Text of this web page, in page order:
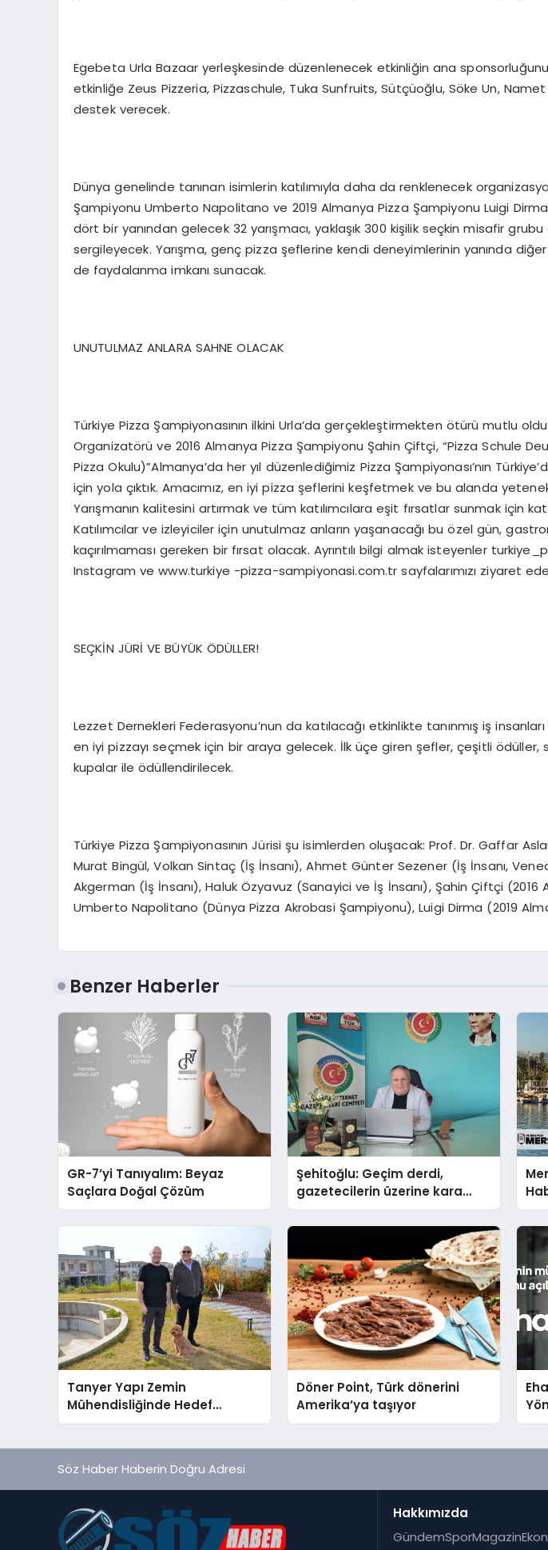
Egebeta Urla Bazaar yerleşkesinde düzenlenecek etkinliğin ana
etkinliğe Zeus Pizzeria, Pizzaschule, Tuka Sunfruits, Sütçüoğlu, Söke Un,
destek verecek.
Dünya genelinde tanınan isimlerin katılımıyla daha da renklenecek
Şampiyonu Umberto Napolitano ve 2019 Almanya Pizza Şampiyonu Luigi
dört bir yanından gelecek 32 yarışmacı, yaklaşık 300 kişilik seçkin misafir
sergileyecek. Yarışma, genç pizza şeflerine kendi deneyimlerinin yanında
de faydalanma imkanı sunacak.
UNUTULMAZ ANLARA SAHNE OLACAK
Türkiye Pizza Şampiyonasının ilkini Urla’da gerçekleştirmekten ötürü mutlu
Organizatörü ve 2016 Almanya Pizza Şampiyonu Şahin Çiftçi, “Pizza Schule
Pizza Okulu)”Almanya’da her yıl düzenlediğimiz Pizza Şampiyonası’nın
için yola çıktık. Amacımız, en iyi pizza şeflerini keşfetmek ve bu alanda
Yarışmanın kalitesini artırmak ve tüm katılımcılara eşit fırsatlar sunmak için
Katılımcılar ve izleyiciler için unutulmaz anların yaşanacağı bu özel gün,
kaçırılmaması gereken bir fırsat olacak. Ayrıntılı bilgi almak isteyenler
Instagram ve www.turkiye -pizza-sampiyonasi.com.tr sayfalarımızı ziyaret
SEÇKİN JÜRİ VE BÜYÜK ÖDÜLLER!
Lezzet Dernekleri Federasyonu’nun da katılacağı etkinlikte tanınmış iş
en iyi pizzayı seçmek için bir araya gelecek. İlk üçe giren şefler, çeşitli ödüller,
kupalar ile ödüllendirilecek.
Türkiye Pizza Şampiyonasının Jürisi şu isimlerden oluşacak: Prof. Dr. Gaffar
Murat Bingül, Volkan Sintaç (İş İnsanı), Ahmet Günter Sezener (İş İnsanı,
Akgerman (İş İnsanı), Haluk Özyavuz (Sanayici ve İş İnsanı), Şahin Çiftçi
Umberto Napolitano (Dünya Pizza Akrobasi Şampiyonu), Luigi Dirma (2019
Benzer Haberler
GR-7’yi Tanıyalım: Beyaz
Saçlara Doğal Çözüm
Şehitoğlu: Geçim derdi,
gazetecilerin üzerine kara
basan gibi çökmüştür!
Tanyer Yapı Zemin
Mühendisliğinde Hedef
Büyüttü
Döner Point, Türk dönerini
Amerika’ya taşıyor
Söz Haber Haberin Doğru Adresi
Hakkımızda
GündemSporMagazin